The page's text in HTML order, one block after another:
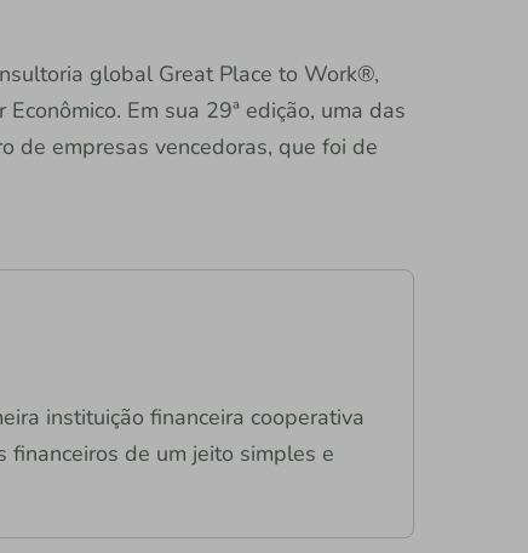
global Great Place to Work®,
Em sua 29ª edição, uma das
de empresas vencedoras, que foi de
instituição financeira cooperativa
financeiros de um jeito simples e